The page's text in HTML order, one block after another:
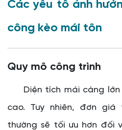
Các yếu tố ảnh
công kèo mái tôn
Quy mô công trình
Diện tích mái càng lớn
cao. Tuy nhiên, đơn giá
thường sẽ tối ưu hơn đối